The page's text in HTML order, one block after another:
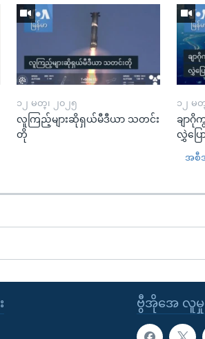
၁၂ မတ္၊ ၂၀၂၅
လူကြည့်များဆိုရှယ်မီဒီယာ သတင်း
တို
၁၂ မ
ချာဂို
လွှဲပြ
အစီ
ဗွီအိုအေ လူမှု